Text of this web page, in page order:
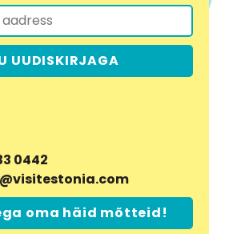
UUDISKIRJAGA
0442
oma häid mõtteid!